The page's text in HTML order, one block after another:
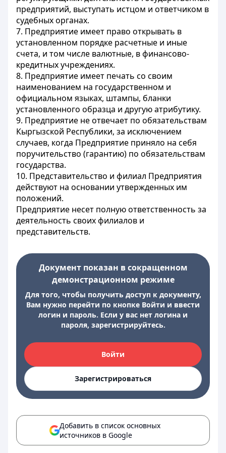
предприятий, выступать истцом и ответчиком в
судебных органах.
7. Предприятие имеет право открывать в
установленном порядке расчетные и иные
счета, и том числе валютные, в финансово-
кредитных учреждениях.
8. Предприятие имеет печать со своим
наименованием на государственном и
официальном языках, штампы, бланки
установленного образца и другую атрибутику.
9. Предприятие не отвечает по обязательствам
Кыргызской Республики, за исключением
случаев, когда Предприятие приняло на себя
поручительство (гарантию) по обязательствам
государства.
10. Представительство и филиал Предприятия
действуют на основании утвержденных им
положений.
Предприятие несет полную ответственность за
деятельность своих филиалов и
представительств.
Документ показан в сокращенном
демонстрационном режиме
Для того, чтобы получить доступ к документу,
Вам нужно перейти по кнопке Войти и ввести
логин и пароль. Если у вас нет логина и
пароля, зарегистрируйтесь.
Войти
Зарегистрироваться
Добавить в список основных
источников в Google